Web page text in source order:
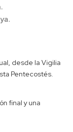
desde la Vigilia
Pentecostés.
final y una